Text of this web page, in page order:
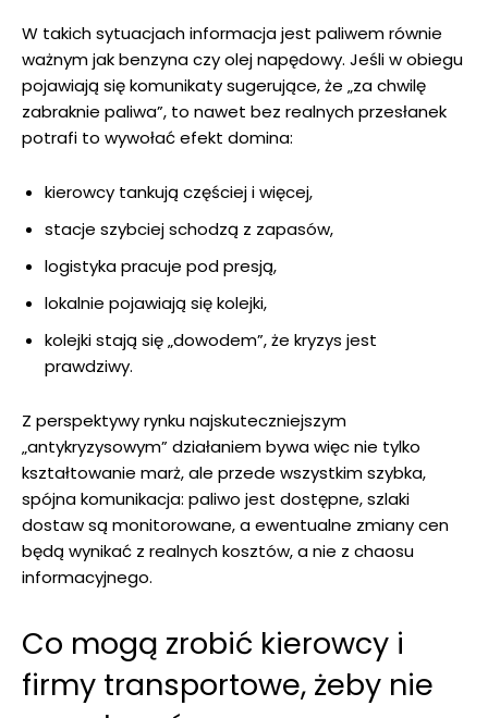
W takich sytuacjach informacja jest paliwem równie
ważnym jak benzyna czy olej napędowy. Jeśli w obiegu
pojawiają się komunikaty sugerujące, że „za chwilę
zabraknie paliwa”, to nawet bez realnych przesłanek
potrafi to wywołać efekt domina:
kierowcy tankują częściej i więcej,
stacje szybciej schodzą z zapasów,
logistyka pracuje pod presją,
lokalnie pojawiają się kolejki,
kolejki stają się „dowodem”, że kryzys jest
prawdziwy.
Z perspektywy rynku najskuteczniejszym
„antykryzysowym” działaniem bywa więc nie tylko
kształtowanie marż, ale przede wszystkim szybka,
spójna komunikacja: paliwo jest dostępne, szlaki
dostaw są monitorowane, a ewentualne zmiany cen
będą wynikać z realnych kosztów, a nie z chaosu
informacyjnego.
Co mogą zrobić kierowcy i
firmy transportowe, żeby nie